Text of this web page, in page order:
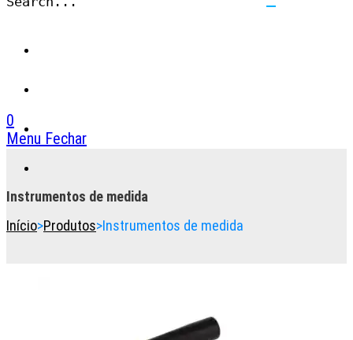
0
Menu Fechar
button
expand
Instrumentos de medida
Início>Produtos>Instrumentos de medida